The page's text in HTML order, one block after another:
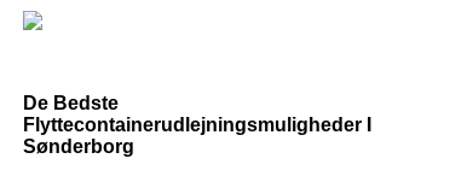
De Bedste
Flyttecontainerudlejningsmuligheder I
Sønderborg